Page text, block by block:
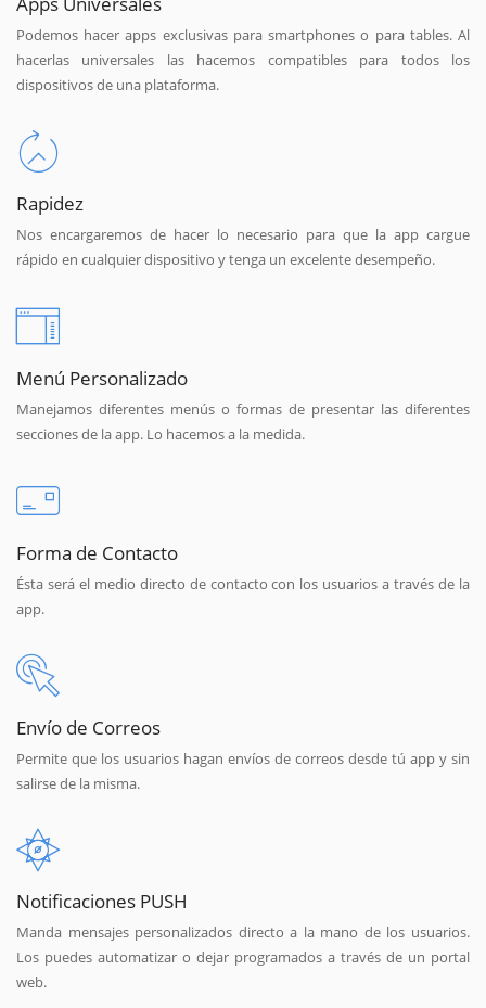
Podemos hacer apps exclusivas para smartphones o para tables. Al
hacerlas universales las hacemos compatibles para todos los
dispositivos de una plataforma.
Rapidez
Nos encargaremos de hacer lo necesario para que la app cargue
rápido en cualquier dispositivo y tenga un excelente desempeño.
Menú Personalizado
Manejamos diferentes menús o formas de presentar las diferentes
secciones de la app. Lo hacemos a la medida.
Forma de Contacto
Ésta será el medio directo de contacto con los usuarios a través de la
app.
Envío de Correos
Permite que los usuarios hagan envíos de correos desde tú app y sin
salirse de la misma.
Notificaciones PUSH
Manda mensajes personalizados directo a la mano de los usuarios.
Los puedes automatizar o dejar programados a través de un portal
web.